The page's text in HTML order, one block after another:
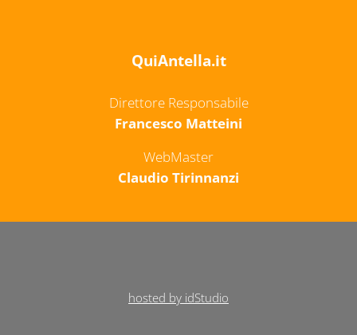
QuiAntella.it
Direttore Responsabile
Francesco Matteini
WebMaster
Claudio Tirinnanzi
hosted by idStudio